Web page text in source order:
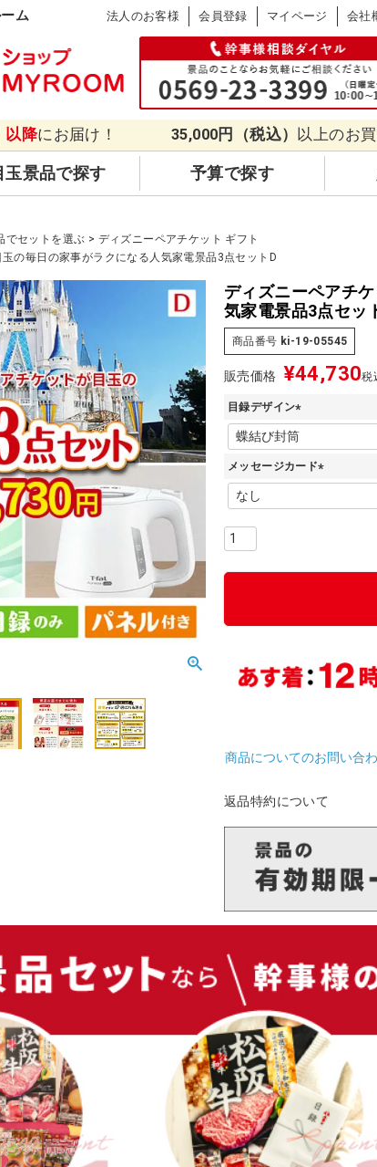
ム 法人のお客様 会員登録 マイページ 会社
以降にお届け！ 35,000円（税込） 以上のお
玉景品で探す 予算で探す
でセットを選ぶ
ディズニーペアチケット ギフト
の毎日の家事がラクになる人気家電景品3点セットD
ディズニーペアチ
気家電景品3点セッ
商品番号 ki-19-05545
販売価格 ¥44,730税
目録デザイン
(
必
須
)
メッセージカード
必
商品についてのお問い合
返品特約について